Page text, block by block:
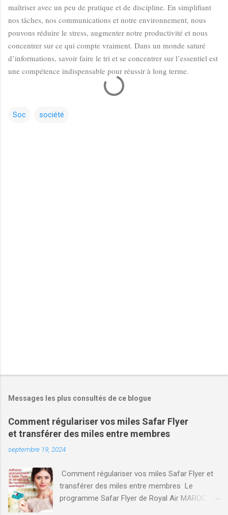
maîtriser avec un peu de pratique et de discipline. En simplifiant
nos tâches, nos communications et notre environnement, nous
pouvons réduire le stress, augmenter notre productivité et nous
concentrer sur ce qui compte vraiment. Dans un monde saturé
d’informations, savoir faire le tri et se concentrer sur l’essentiel est
une compétence indispensable pour réussir à long terme.
Soc société
Messages les plus consultés de ce blogue
Comment régulariser vos miles Safar Flyer
et transférer des miles entre membres
septembre 19, 2024
Comment régulariser vos miles Safar Flyer et
transférer des miles entre membres Le
programme Safar Flyer de Royal Air MAROC